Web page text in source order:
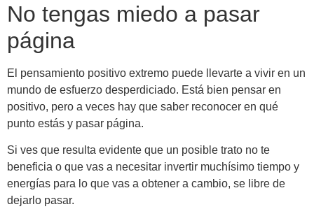
No tengas miedo a pasar
página
El pensamiento positivo extremo puede llevarte a vivir en un
mundo de esfuerzo desperdiciado. Está bien pensar en
positivo, pero a veces hay que saber reconocer en qué
punto estás y pasar página.
Si ves que resulta evidente que un posible trato no te
beneficia o que vas a necesitar invertir muchísimo tiempo y
energías para lo que vas a obtener a cambio, se libre de
dejarlo pasar.